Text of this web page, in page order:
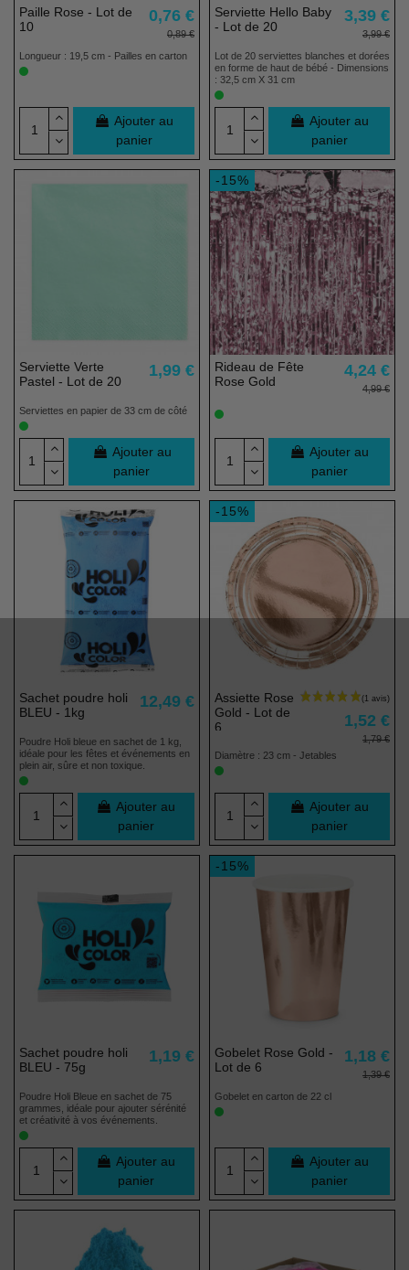
(1 avis)
Paille Rose - Lot de
10
0,76 €
0,89 €
Longueur : 19,5 cm - Pailles en carton
Ajouter au
panier
Serviette Hello Baby
- Lot de 20
3,39 €
3,99 €
Lot de 20 serviettes blanches et dorées
en forme de haut de bébé - Dimensions
: 32,5 cm X 31 cm
Ajouter au
panier
Serviette Verte
Pastel - Lot de 20
1,99 €
Serviettes en papier de 33 cm de côté
Ajouter au
panier
-15%
Rideau de Fête
Rose Gold
4,24 €
4,99 €
Ajouter au
panier
Sachet poudre holi
BLEU - 1kg
12,49 €
Poudre Holi bleue en sachet de 1 kg,
idéale pour les fêtes et événements en
plein air, sûre et non toxique.
Ajouter au
panier
-15%
Assiette Rose
Gold - Lot de
6
1,52 €
1,79 €
Diamètre : 23 cm - Jetables
Ajouter au
panier
Sachet poudre holi
BLEU - 75g
1,19 €
Poudre Holi Bleue en sachet de 75
grammes, idéale pour ajouter sérénité
et créativité à vos événements.
Ajouter au
panier
-15%
Gobelet Rose Gold -
Lot de 6
1,18 €
1,39 €
Gobelet en carton de 22 cl
Ajouter au
panier